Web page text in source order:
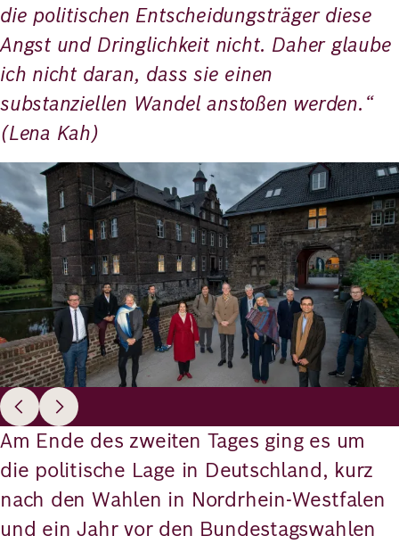
die politischen Entscheidungsträger diese
Angst und Dringlichkeit nicht. Daher glaube
ich nicht daran, dass sie einen
substanziellen Wandel anstoßen werden.“
(Lena Kah)
Bild
Am Ende des zweiten Tages ging es um
die politische Lage in Deutschland, kurz
nach den Wahlen in Nordrhein-Westfalen
und ein Jahr vor den Bundestagswahlen